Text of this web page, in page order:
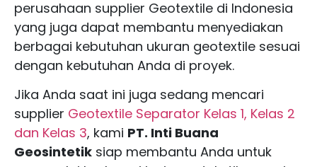
perusahaan supplier Geotextile di Indonesia
yang juga dapat membantu menyediakan
berbagai kebutuhan ukuran geotextile sesuai
dengan kebutuhan Anda di proyek.
Jika Anda saat ini juga sedang mencari
supplier Geotextile Separator Kelas 1, Kelas 2
dan Kelas 3, kami PT. Inti Buana
Geosintetik siap membantu Anda untuk